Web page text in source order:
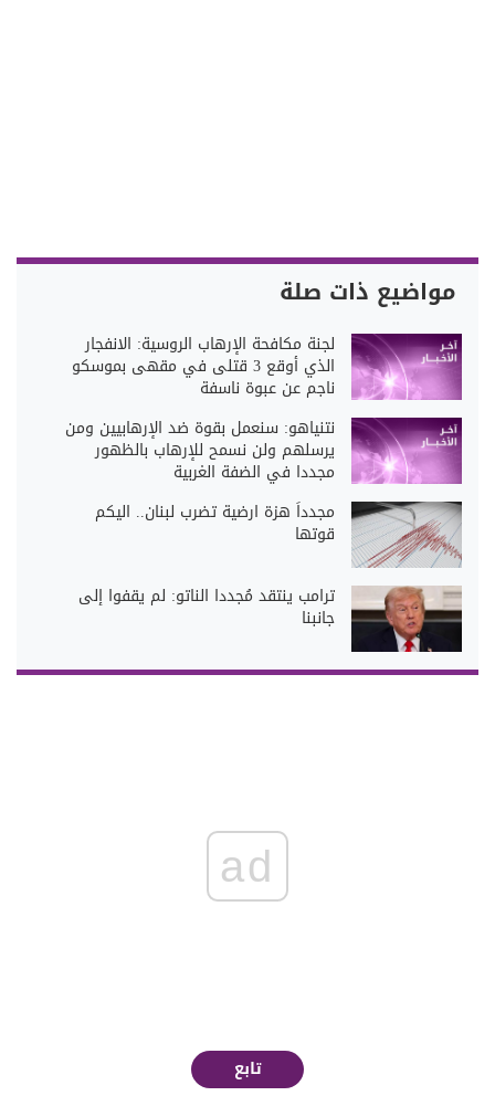
مواضيع ذات صلة
لجنة مكافحة الإرهاب الروسية: الانفجار
الذي أوقع 3 قتلى في مقهى بموسكو
ناجم عن عبوة ناسفة
نتنياهو: سنعمل بقوة ضد الإرهابيين ومن
يرسلهم ولن نسمح للإرهاب بالظهور
مجددا في الضفة الغربية
مجدداً هزة ارضية تضرب لبنان.. اليكم
قوتها
ترامب ينتقد مُجددا الناتو: لم يقفوا إلى
جانبنا
ad
تابع